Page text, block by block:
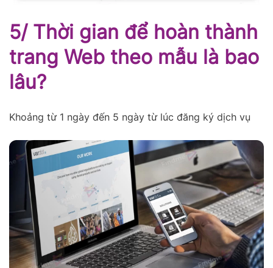
5/ Thời gian để hoàn thành
trang Web theo mẫu là bao
lâu?
Khoảng từ 1 ngày đến 5 ngày từ lúc đăng ký dịch vụ